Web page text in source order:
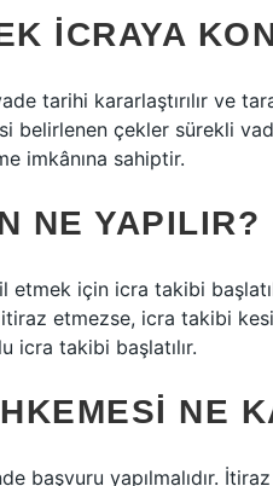
ICRAYA
tarihi kararlaştırılır ve
belirlenen çekler sürekli
imkânına sahiptir.
NE YAPILIR?
etmek için icra takibi
etmezse, icra takibi
icra takibi başlatılır.
NE
başvuru yapılmalıdır.